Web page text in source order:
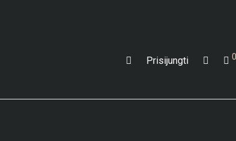
Prisijungti
0